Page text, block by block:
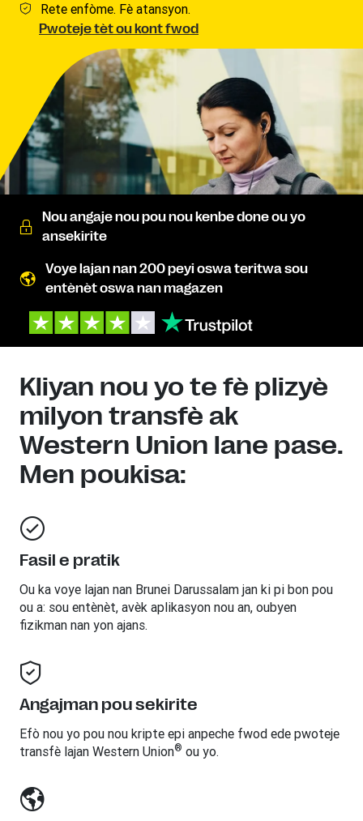
Rete enfòme. Fè atansyon.
Pwoteje tèt ou kont fwod
Nou angaje nou pou nou kenbe done ou yo
ansekirite
Voye lajan nan 200 peyi oswa teritwa sou
entènèt oswa nan magazen
Kliyan nou yo te fè plizyè
milyon transfè ak
Western Union lane pase.
Men poukisa:
Fasil e pratik
Ou ka voye lajan nan Brunei Darussalam jan ki pi bon pou
ou a: sou entènèt, avèk aplikasyon nou an, oubyen
fizikman nan yon ajans.
Angajman pou sekirite
Efò nou yo pou nou kripte epi anpeche fwod ede pwoteje
transfè lajan Western Union® ou yo.